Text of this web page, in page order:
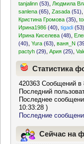
tanjalinn (53) Людмила
sanlena (65) ,Zasada (51)
Кристина Громова (35) ,
Ирина1986 (40) ,tigadi (53)
Ирина Киселева (48)
(40) ,Yura (63) ,ваня_N
pactyh (29) ,Ария (25) ,
Статистика
420363 Сообщений в
Последний
Последнее
10:33:28 )
Последние
Сейчас на